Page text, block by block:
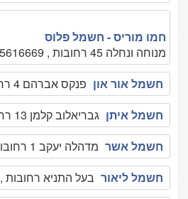
חמו מוריס - חשמל פלוס
מנוחה ונחלה 45 רחובות , 0525616669
חשמל אור און פנקס אברהם 4 רחובות , 089361332
חשמל איתן גבריאלוב קלמן 13 רחובות , 0509070200
חשמל אשר מדהלה יעקב 1 רחובות , 089418201
חשמל ליאור בעל התניא רחובות , 0524434915